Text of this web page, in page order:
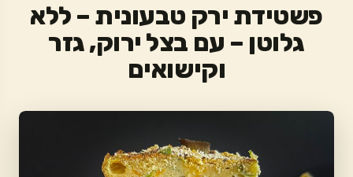
פשטידת ירק טבעונית – ללא
גלוטן – עם בצל ירוק, גזר
וקישואים